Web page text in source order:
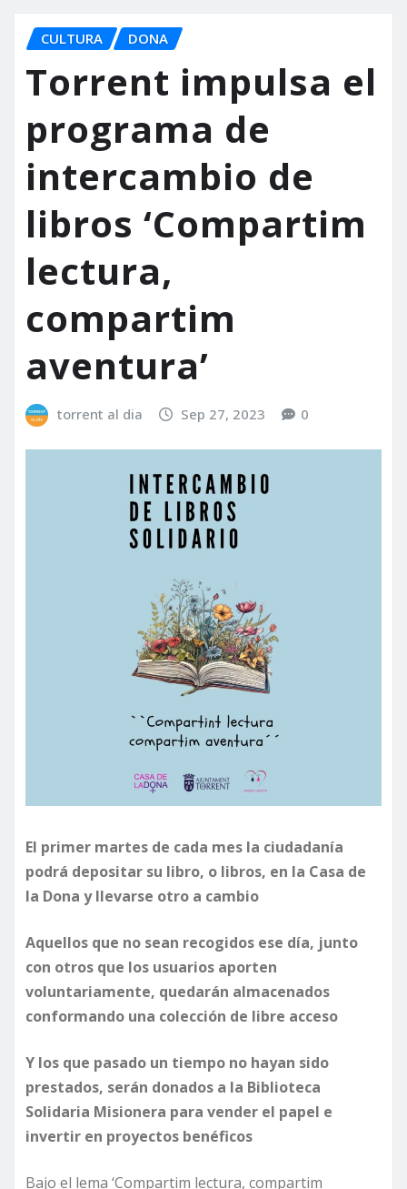
CULTURA DONA
Torrent impulsa el
programa de
intercambio de
libros ‘Compartim
lectura,
compartim
aventura’
torrent al dia Sep 27, 2023 0
El primer martes de cada mes la ciudadanía
podrá depositar su libro, o libros, en la Casa de
la Dona y llevarse otro a cambio
Aquellos que no sean recogidos ese día, junto
con otros que los usuarios aporten
voluntariamente, quedarán almacenados
conformando una colección de libre acceso
Y los que pasado un tiempo no hayan sido
prestados, serán donados a la Biblioteca
Solidaria Misionera para vender el papel e
invertir en proyectos benéficos
Bajo el lema ‘Compartim lectura, compartim